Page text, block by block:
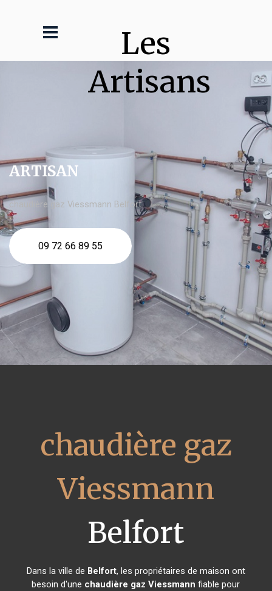
Les
Artisans
ARTISAN
chaudière gaz Viessmann Belfort
09 72 66 89 55
chaudière gaz
Viessmann
Belfort
Dans la ville de Belfort, les propriétaires de maison ont
besoin d'une chaudière gaz Viessmann fiable pour